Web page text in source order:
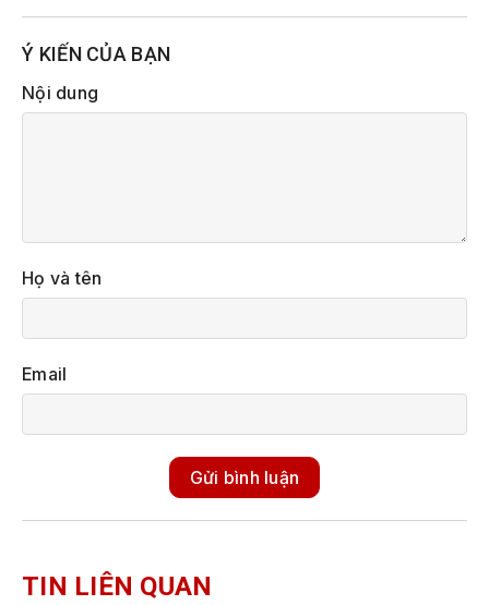
Ý KIẾN CỦA BẠN
Nội dung
Họ và tên
Email
Gửi bình luận
TIN LIÊN QUAN